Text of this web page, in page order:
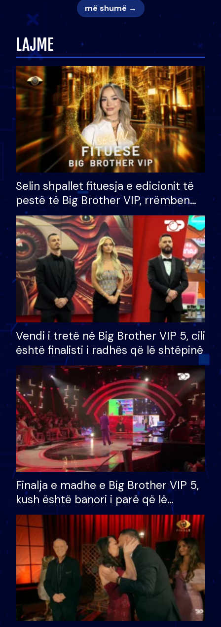
më shumë →
LAJME
Selin shpallet fituesja e edicionit të
pestë të Big Brother VIP, rrëmben
çmimin e madh prej 100 mijë eurosh
Vendi i tretë në Big Brother VIP 5, cili
është finalisti i radhës që lë shtëpinë
Finalja e madhe e Big Brother VIP 5,
kush është banori i parë që lë
shtëpinë dhe humb mundësinë për
të fituar çmimin e madh